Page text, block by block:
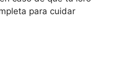
para cuidar